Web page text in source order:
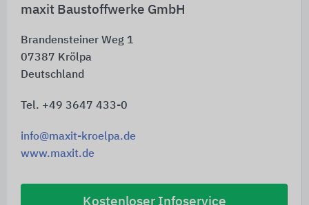
maxit Baustoffwerke GmbH
Brandensteiner Weg 1
07387 Krölpa
Deutschland
Tel. +49 3647 433-0
info@maxit-kroelpa.de
www.maxit.de
Kostenloser Infoservice